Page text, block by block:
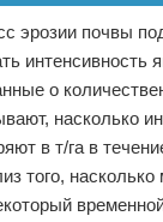
эрозии почвы
интенсивность
о
насколько
в т/га в
того,